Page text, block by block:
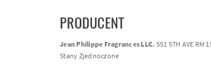
PRODUCENT
Jean Philippe Fragrances LLC. 551 5TH AVE RM
Stany Zjednoczone